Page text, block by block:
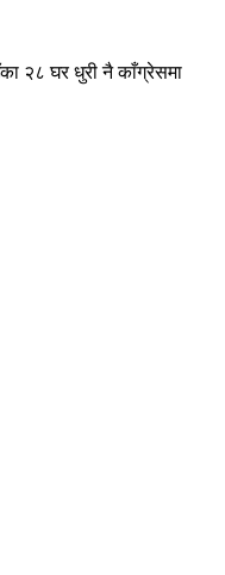
२८ घर धुरी नै काँग्रेसमा